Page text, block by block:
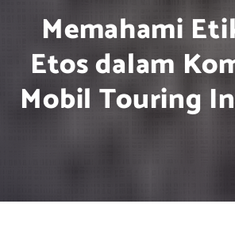
Memahami
Etos dalam
Mobil Touring